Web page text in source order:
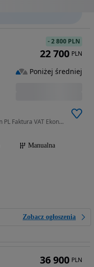
1368 cm3 • 95 KM • Fiat Tipo 1.4 LPG Salon PL Faktura VAT Ekonomiczny
Manualna
Zobacz ogłoszenia
-2 800 PLN
22 700 PLN
Poniżej średniej
36 900 PLN